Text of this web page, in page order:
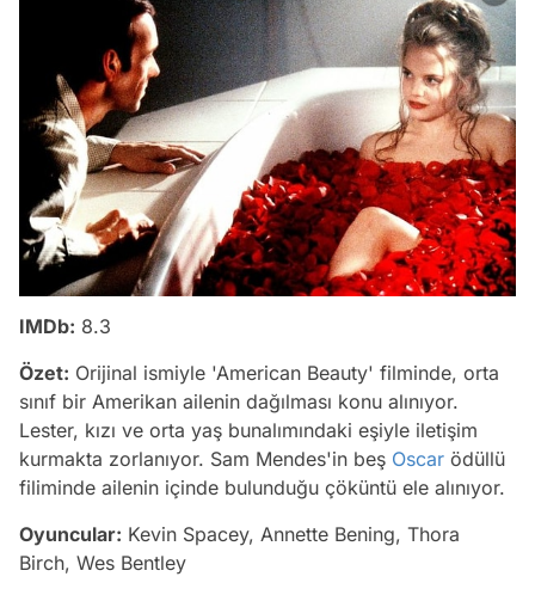
IMDb: 8.3
Özet: Orijinal ismiyle 'American Beauty' filminde, orta
sınıf bir Amerikan ailenin dağılması konu alınıyor.
Lester, kızı ve orta yaş bunalımındaki eşiyle iletişim
kurmakta zorlanıyor. Sam Mendes'in beş Oscar ödüllü
filiminde ailenin içinde bulunduğu çöküntü ele alınıyor.
Oyuncular: Kevin Spacey, Annette Bening, Thora
Birch, Wes Bentley